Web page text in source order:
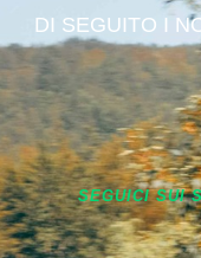
DI SEGUITO I
SEGUICI SUI